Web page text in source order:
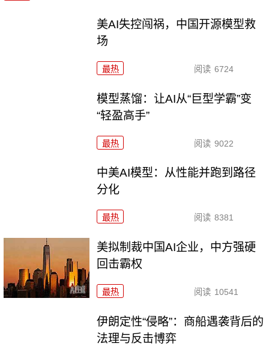
美AI失控闯祸，中国开源模型救
场
最热 阅读 6724
模型蒸馏：让AI从“巨型学霸”变
“轻盈高手”
最热 阅读 9022
中美AI模型：从性能并跑到路径
分化
最热 阅读 8381
美拟制裁中国AI企业，中方强硬
回击霸权
最热 阅读 10541
伊朗定性“侵略”：商船遇袭背后的
法理与反击博弈